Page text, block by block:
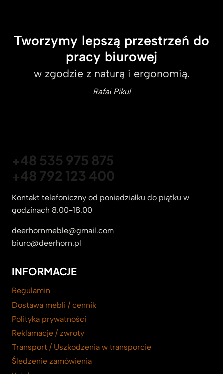
Tworzymy lepszą przestrzeń do
pracy biurowej
w zgodzie z naturą i ergonomią.
Rafał Pikul
+48 535 975 875
+48 792 123 400
Kontakt telefoniczny od poniedziałku do piątku w
godzinach 8.00-18.00
deerhornmeble@gmail.com
biuro@deerhorn.pl
INFORMACJE
Regulamin
Dostawa mebli / cennik
Polityka prywatności
Reklamacje / zwroty
Transport / Uszkodzenia w transporcie
Śledzenie zamówienia